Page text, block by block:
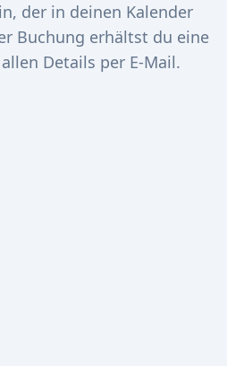
der in deinen Kalender
Buchung erhältst du eine
Details per E-Mail.